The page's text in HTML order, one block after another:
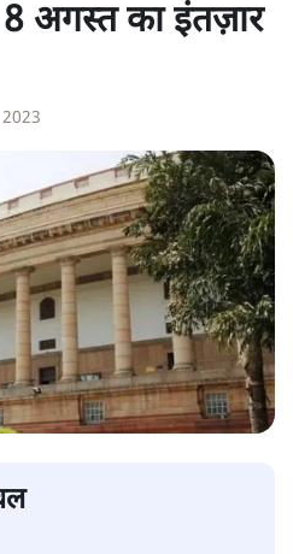
8 अगस्त का इंतज़ार